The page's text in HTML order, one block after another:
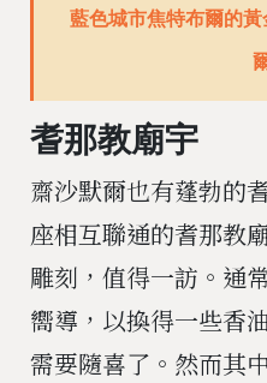
藍色城市焦特布爾的
耆那教廟宇
齋沙默爾也有蓬勃的
座相互聯通的耆那教
雕刻，值得一訪。通
嚮導，以換得一些香
需要隨喜了。然而其